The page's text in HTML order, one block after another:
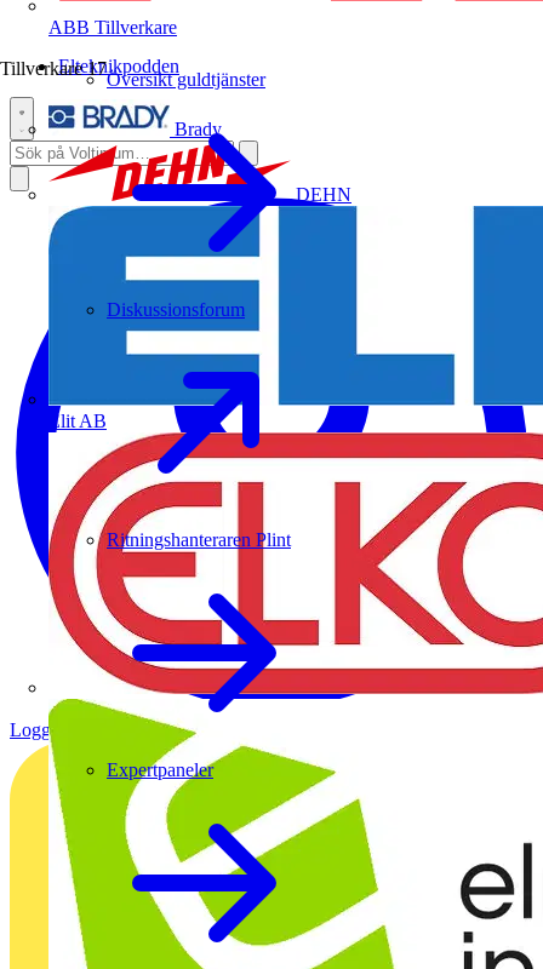
ABB Tillverkare
Tillverkare 17
Brady
DEHN
Elit AB
Översikt guldtjänster
Diskussionsforum
Ritningshanteraren Plint
Expertpaneler
Elteknikpodden
Logga in Registrera dig